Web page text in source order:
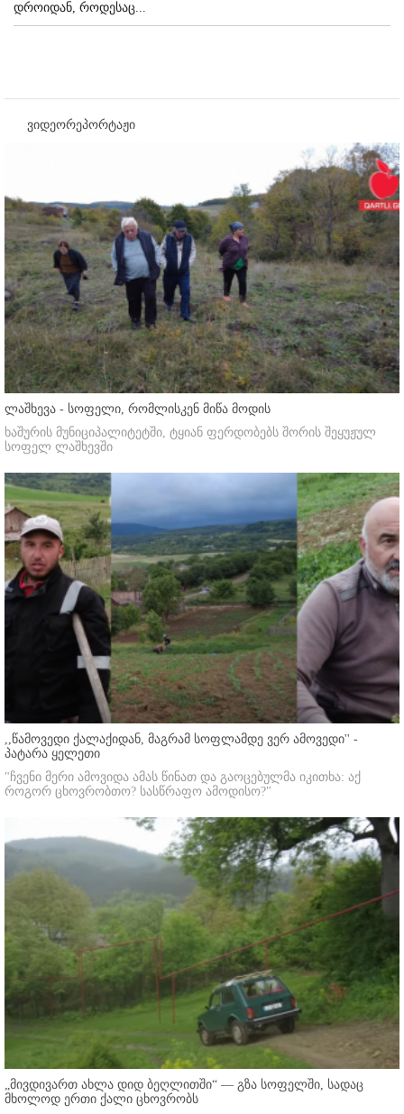
დროიდან, როდესაც...
ვიდეორეპორტაჟი
ლაშხევა - სოფელი, რომლისკენ მიწა მოდის
ხაშურის მუნიციპალიტეტში, ტყიან ფერდობებს შორის შეყუჟულ
სოფელ ლაშხევში
,,წამოვედი ქალაქიდან, მაგრამ სოფლამდე ვერ ამოვედი'' -
პატარა ყელეთი
"ჩვენი მერი ამოვიდა ამას წინათ და გაოცებულმა იკითხა: აქ
როგორ ცხოვრობთო? სასწრაფო ამოდისო?"
„მივდივართ ახლა დიდ ბეღლითში“ — გზა სოფელში, სადაც
მხოლოდ ერთი ქალი ცხოვრობს